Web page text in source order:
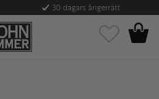
30 dagars ångerrätt
Favoriter